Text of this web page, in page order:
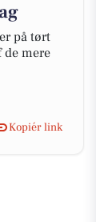
på tørt
de mere
Kopiér link